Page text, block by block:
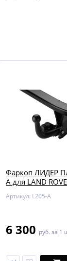
Фаркоп ЛИДЕР
A для LAND
Артикул: L205-A
6 300 руб. за 1